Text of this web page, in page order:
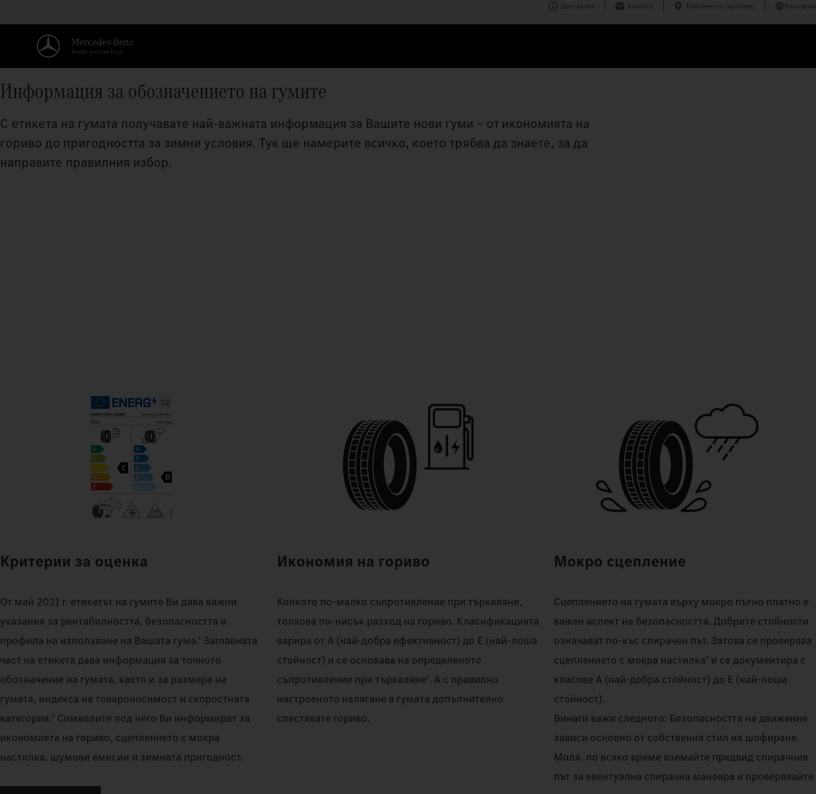
Доставчик Контакт Търсене на търговец България
Информация за обозначението на гумите
С етикета на гумата получавате най-важната информация за Вашите нови гуми – от икономията на
гориво до пригодността за зимни условия. Тук ще намерите всичко, което трябва да знаете, за да
направите правилния избор.
Критерии за оценка
От май 2021 г. етикетът на гумите Ви дава важни
указания за рентабилността, безопасността и
профила на използване на Вашата гума. Заглавната
част на етикета дава информация за точното
обозначение на гумата, както и за размера на
гумата, индекса на товароносимост и скоростната
категория. 2
Символите под него Ви информират за
икономията на гориво, сцеплението с мокра
настилка, шумови емисии и зимната пригодност.
Икономия на гориво
Колкото по-малко съпротивление при търкаляне,
толкова по-нисък разход на гориво. Класификацията
варира от A (най-добра ефективност) до E (най-лоша
стойност) и се основава на определеното
съпротивление при търкаляне 3 . А с правилно
настроеното налягане в гумата допълнително
спестявате гориво.
Мокро сцепление
Сцеплението на гумата върху мокро пътно платно е
важен аспект на безопасността. Добрите стойности
означават по-къс спирачен път. Затова се проверява
сцеплението с мокра настилка 4
и се документира с
класове A (най-добра стойност) до E (най-лоша
стойност).
Винаги важи следното: Безопасността на движение
зависи основно от собствения стил на шофиране.
Моля, по всяко време вземайте предвид спирачния
път за евентуална спирачна маневра и проверявайте